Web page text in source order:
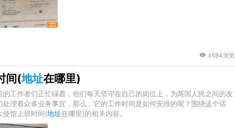
4684浏览
间(地址在哪里)
工作者们正忙碌着，他们每天坚守在自己的岗位上，为两国人民之间的友
理着众多业务事宜，那么，它的工作时间是如何安排的呢？围绕这个话
使馆上班时间(地址在哪里)的相关内容。